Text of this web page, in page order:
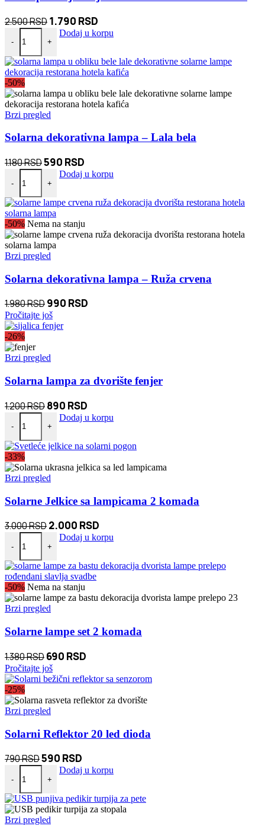
2.500RSDOriginalna
cena
je
bila:
2.500 RSD.
1.790 RSD
cena
1.790 RSD.
-
Set za preživljavanje Survivor Kit 10u1 FULL Set količina
+
Dodaj u korpu
-50%
Brzi pregled
Solarna dekorativna lampa – Lala bela
1.180RSDOriginalna
cena
je
bila:
1.180 RSD.
590 RSD
cena
590 RSD.
-
Solarna dekorativna lampa – Lala bela količina
+
Dodaj u korpu
-50% Nema na stanju
Brzi pregled
Solarna dekorativna lampa – Ruža crvena
1.980RSDOriginalna
cena
je
1.980 RSD.
990 RSD
Pročitajte još
-26%
Brzi pregled
Solarna lampa za dvorište fenjer
1.200RSDOriginalna
cena
je
bila:
890 RSD
cena
890 RSD.
-
Solarna lampa za dvorište fenjer količina
+
Dodaj u korpu
-33%
Brzi pregled
Solarne Jelkice sa lampicama 2 komada
3.000RSDOriginalna
cena
je
bila:
3.000 RSD.
2.000 RSD
cena
2.000 RSD.
-
Solarne Jelkice sa lampicama 2 komada količina
+
Dodaj u korpu
-50% Nema na stanju
Brzi pregled
Solarne lampe set 2 komada
1.380RSDOriginalna
cena
je
bila:
1.380 RSD.
690 RSD
je:
690 RSD.
Pročitajte još
-25%
Brzi pregled
Solarni Reflektor 20 led dioda
790RSDOriginalna
cena
je
bila:
790 RSD.
590 RSD
cena
590 RSD.
-
Solarni Reflektor 20 led dioda količina
+
Dodaj u korpu
Brzi pregled